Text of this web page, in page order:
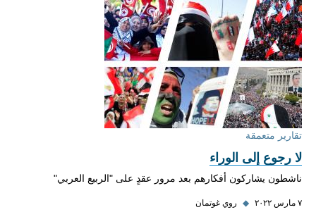
تقارير متعمقة
لا رجوع إلى الوراء
ناشطون يشاركون أفكارهم بعد مرور عقدٍ على "الربيع العربي"
٧ مارس ٢٠٢٢ ◆ روي غوتمان